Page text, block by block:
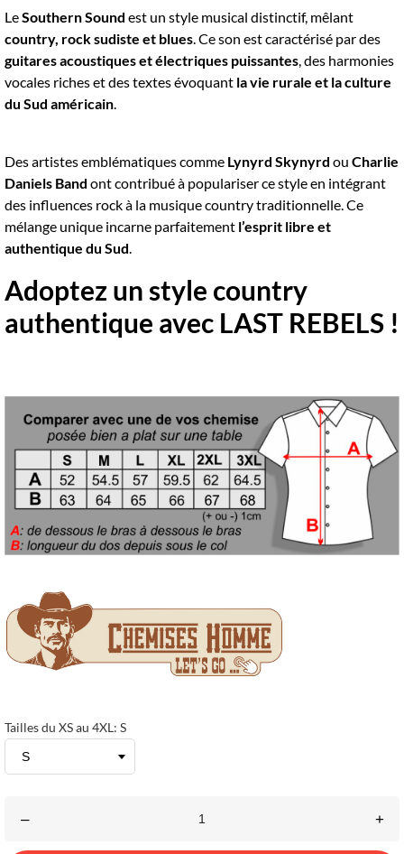
LeSouthern Sound est un style musical distinctif, mêlant
country, rock sudiste et blues. Ce son est caractérisé par des
guitares acoustiques et électriques puissantes, des harmonies
vocales riches et des textes évoquant la vie rurale et la culture
du Sud américain.
Des artistes emblématiques comme Lynyrd Skynyrd ou Charlie
Daniels Band ont contribué à populariser ce style en intégrant
des influences rock à la musique country traditionnelle. Ce
mélange unique incarne parfaitement l’esprit libre et
authentique du Sud.
Adoptez un style country
authentique avec LAST REBELS !
Tailles du XS au 4XL: S
– +